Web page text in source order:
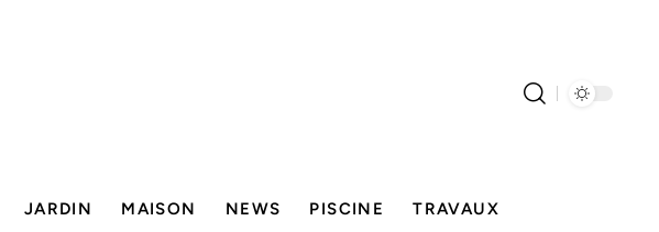
JARDIN MAISON NEWS PISCINE TRAVAUX